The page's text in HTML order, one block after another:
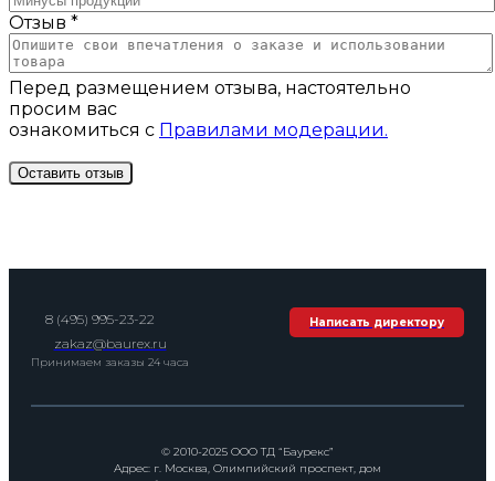
Отзыв *
Перед размещением отзыва, настоятельно
просим вас
ознакомиться с Правилами модерации.
8 (495) 995-23-22
zakaz@baurex.ru
Принимаем заказы 24 часа
Написать директору
© 2010-2025 ООО ТД “Баурекс”
Адрес: г. Москва, Олимпийский проспект, дом